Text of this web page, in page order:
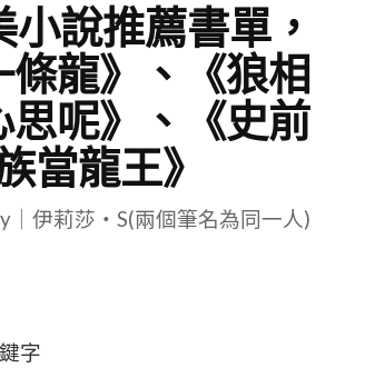
說推薦書單，
龍》、《狼相
呢》、《史前
當龍王》
伊莉莎・S(兩個筆名為同一人)
字